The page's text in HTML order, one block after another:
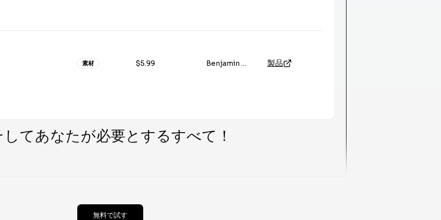
素材 $5.99 Benjamin Moore Creative Paint 製品
してあなたが必要とするすべて！
無料で試す